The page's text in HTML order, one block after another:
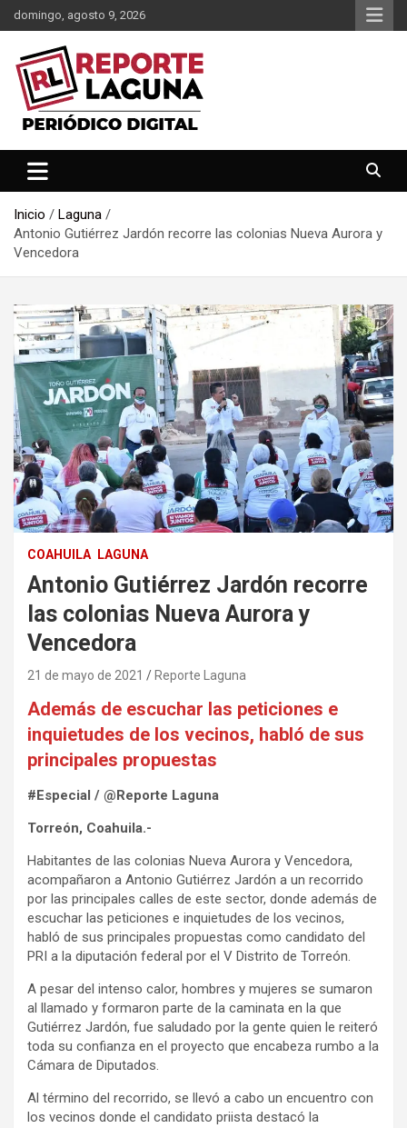
Saltar
al
contenido
domingo, agosto 9, 2026
Reporte Laguna
Inicio
Laguna
Antonio Gutiérrez Jardón recorre las colonias Nueva Aurora y
Vencedora
COAHUILA LAGUNA
Antonio Gutiérrez Jardón recorre
las colonias Nueva Aurora y
Vencedora
21 de mayo de 2021 Reporte Laguna
Además de escuchar las peticiones e
inquietudes de los vecinos, habló de sus
principales propuestas
#Especial / @Reporte Laguna
Torreón, Coahuila.-
Habitantes de las colonias Nueva Aurora y Vencedora,
acompañaron a Antonio Gutiérrez Jardón a un recorrido
por las principales calles de este sector, donde además de
escuchar las peticiones e inquietudes de los vecinos,
habló de sus principales propuestas como candidato del
PRI a la diputación federal por el V Distrito de Torreón.
A pesar del intenso calor, hombres y mujeres se sumaron
al llamado y formaron parte de la caminata en la que
Gutiérrez Jardón, fue saludado por la gente quien le reiteró
toda su confianza en el proyecto que encabeza rumbo a la
Cámara de Diputados.
Al término del recorrido, se llevó a cabo un encuentro con
los vecinos donde el candidato priista destacó la